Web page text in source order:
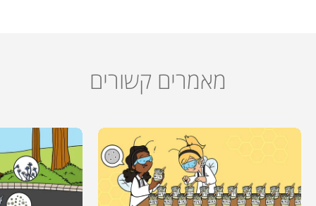
מאמרים קשורים